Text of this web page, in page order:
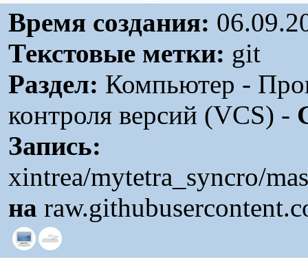
Время создания:
Текстовые метки: git
Раздел: Компьютер -
контроля версий (VCS) -
Запись:
xintrea/mytetra_syncro/
на